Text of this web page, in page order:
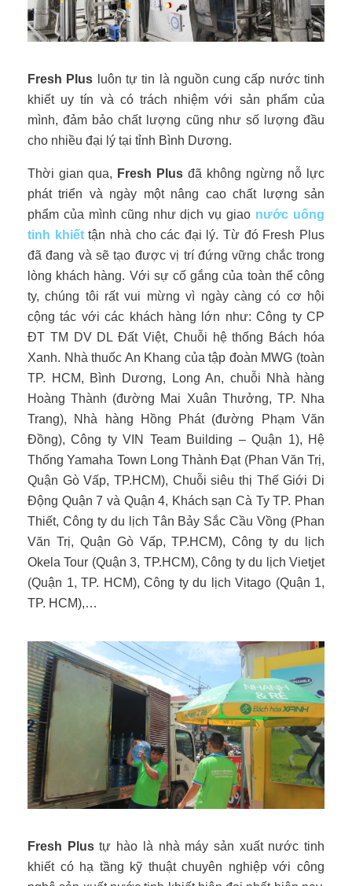
Fresh Plus luôn tự tin là nguồn cung cấp nước tinh
khiết uy tín và có trách nhiệm với sản phẩm của
mình, đảm bảo chất lượng cũng như số lượng đầu
cho nhiều đại lý tại tỉnh Bình Dương.
Thời gian qua, Fresh Plus đã không ngừng nỗ lực
phát triển và ngày một nâng cao chất lượng sản
phẩm của mình cũng như dịch vụ giao nước uống
tinh khiết tận nhà cho các đại lý. Từ đó Fresh Plus
đã đang và sẽ tạo được vị trí đứng vững chắc trong
lòng khách hàng. Với sự cố gắng của toàn thể công
ty, chúng tôi rất vui mừng vì ngày càng có cơ hội
cộng tác với các khách hàng lớn như: Công ty CP
ĐT TM DV DL Đất Việt, Chuỗi hệ thống Bách hóa
Xanh. Nhà thuốc An Khang của tập đoàn MWG (toàn
TP. HCM, Bình Dương, Long An, chuỗi Nhà hàng
Hoàng Thành (đường Mai Xuân Thưởng, TP. Nha
Trang), Nhà hàng Hồng Phát (đường Phạm Văn
Đồng), Công ty VIN Team Building – Quận 1), Hệ
Thống Yamaha Town Long Thành Đạt (Phan Văn Trị,
Quận Gò Vấp, TP.HCM), Chuỗi siêu thị Thế Giới Di
Động Quận 7 và Quận 4, Khách sạn Cà Ty TP. Phan
Thiết, Công ty du lịch Tân Bảy Sắc Cầu Vồng (Phan
Văn Trị, Quận Gò Vấp, TP.HCM), Công ty du lịch
Okela Tour (Quận 3, TP.HCM), Công ty du lịch Vietjet
(Quận 1, TP. HCM), Công ty du lịch Vitago (Quận 1,
TP. HCM),…
Fresh Plustự hào là nhà máy sản xuất nước tinh
khiết có hạ tầng kỹ thuật chuyên nghiệp với công